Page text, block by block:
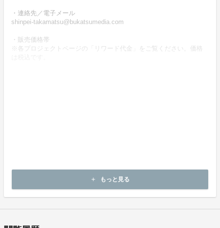
・連絡先／電子メール
shinpei-takamatsu@bukatsumedia.com
・販売価格帯
※各プロジェクトページの「リワード代金」をご覧ください。価格
本プロジェクトは実行確約型です。
add もっと見る